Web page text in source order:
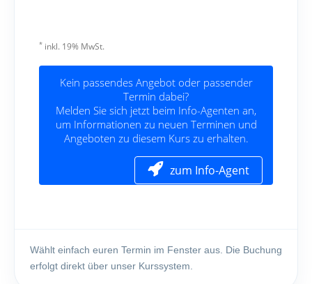
Wählt einfach euren Termin im Fenster aus. Die Buchung
erfolgt direkt über unser Kurssystem.